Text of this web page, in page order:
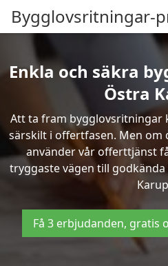
Bygglovsritningar-
Enkla och säkra
Östra
Att ta fram bygglovsritningar
särskilt i offertfasen. Men om
använder vår offerttjänst
tryggaste vägen till
Få 3 erbjudanden, gratis